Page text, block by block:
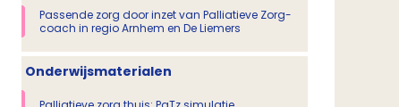
kunnen rekenen'
Passende zorg door inzet van Palliatieve Zorg-
coach in regio Arnhem en De Liemers
Onderwijsmaterialen